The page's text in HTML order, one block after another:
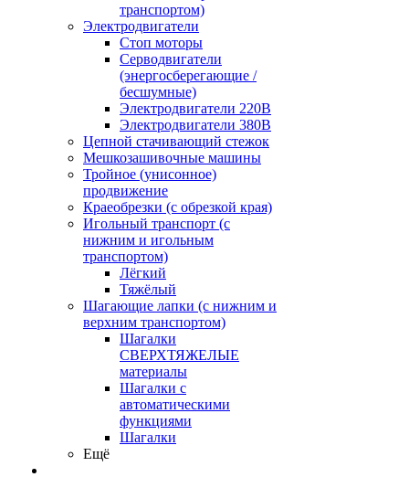
транспортом)
Электродвигатели
Стоп моторы
Серводвигатели
(энергосберегающие /
бесшумные)
Электродвигатели 220В
Электродвигатели 380В
Цепной стачивающий стежок
Мешкозашивочные машины
Тройное (унисонное)
продвижение
Краеобрезки (с обрезкой края)
Игольный транспорт (с
нижним и игольным
транспортом)
Лёгкий
Тяжёлый
Шагающие лапки (с нижним и
верхним транспортом)
Шагалки
СВЕРХТЯЖЕЛЫЕ
материалы
Шагалки с
автоматическими
функциями
Шагалки
Ещё